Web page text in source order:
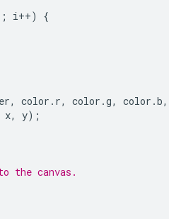
; i++)
{
, color . r, color .g, color .b,
x, y);
the canvas.